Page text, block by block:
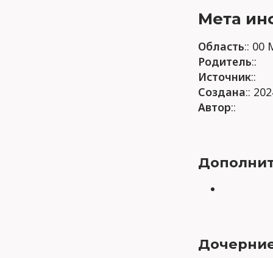
Мета
Область:: 00
Родитель::
Источник::
Создана::
Автор::